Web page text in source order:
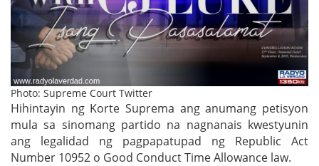
Photo: Supreme Court Twitter
Hihintayin ng Korte Suprema ang anumang petisyon
mula sa sinomang partido na nagnanais kwestyunin
ang legalidad ng pagpapatupad ng Republic Act
Number 10952 o Good Conduct Time Allowance law.